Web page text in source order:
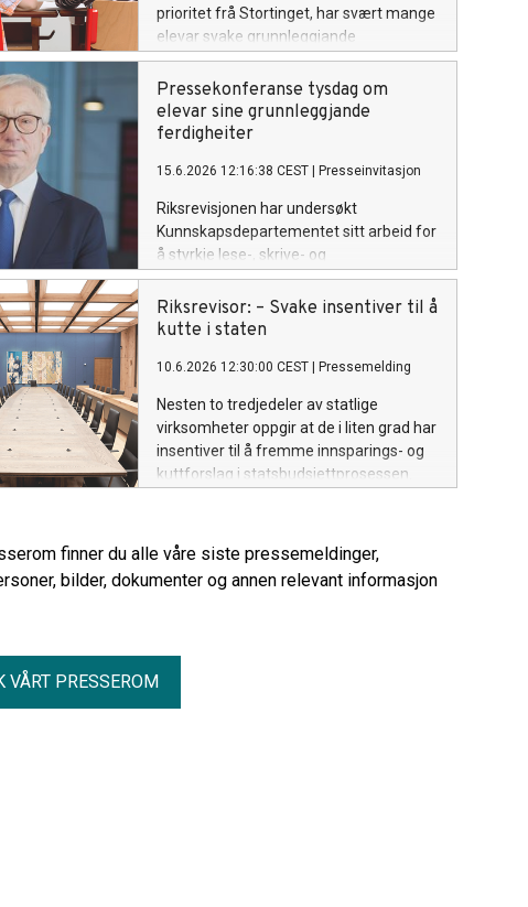
prioritet frå Stortinget, har svært mange
elevar svake grunnleggjande
ferdigheiter etter grunnskulen.
Pressekonferanse tysdag om
elevar sine grunnleggjande
ferdigheiter
15.6.2026 12:16:38 CEST Presseinvitasjon
Riksrevisjonen har undersøkt
Kunnskapsdepartementet sitt arbeid for
å styrkje lese-, skrive- og
rekneferdigheitene hos elevane i
grunnskulen. Velkommen til
pressekonferanse tysdag kl. 13.
Riksrevisor: – Svake insentiver til å
kutte i staten
10.6.2026 12:30:00 CEST Pressemelding
Nesten to tredjedeler av statlige
virksomheter oppgir at de i liten grad har
insentiver til å fremme innsparings- og
kuttforslag i statsbudsjettprosessen.
finner du alle våre siste pressemeldinger,
bilder, dokumenter og annen relevant informasjon
VÅRT PRESSEROM